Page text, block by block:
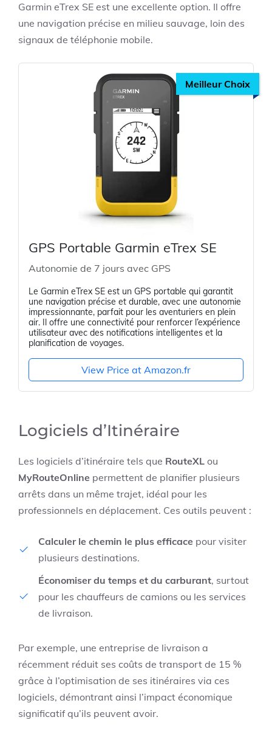
Garmin eTrex SE est une excellente option. Il offre
une navigation précise en milieu sauvage, loin des
signaux de téléphonie mobile.
Meilleur Choix
GPS Portable Garmin eTrex SE
Autonomie de 7 jours avec GPS
Le Garmin eTrex SE est un GPS portable qui garantit
une navigation précise et durable, avec une autonomie
impressionnante, parfait pour les aventuriers en plein
air. Il offre une connectivité pour renforcer l’expérience
utilisateur avec des notifications intelligentes et la
planification de voyages.
View Price at Amazon.fr
Logiciels d’Itinéraire
Les logiciels d’itinéraire tels que RouteXL ou
MyRouteOnline permettent de planifier plusieurs
arrêts dans un même trajet, idéal pour les
professionnels en déplacement. Ces outils peuvent :
Calculer le chemin le plus efficace pour visiter
plusieurs destinations.
Économiser du temps et du carburant, surtout
pour les chauffeurs de camions ou les services
de livraison.
Par exemple, une entreprise de livraison a
récemment réduit ses coûts de transport de 15 %
grâce à l’optimisation de ses itinéraires via ces
logiciels, démontrant ainsi l’impact économique
significatif qu’ils peuvent avoir.